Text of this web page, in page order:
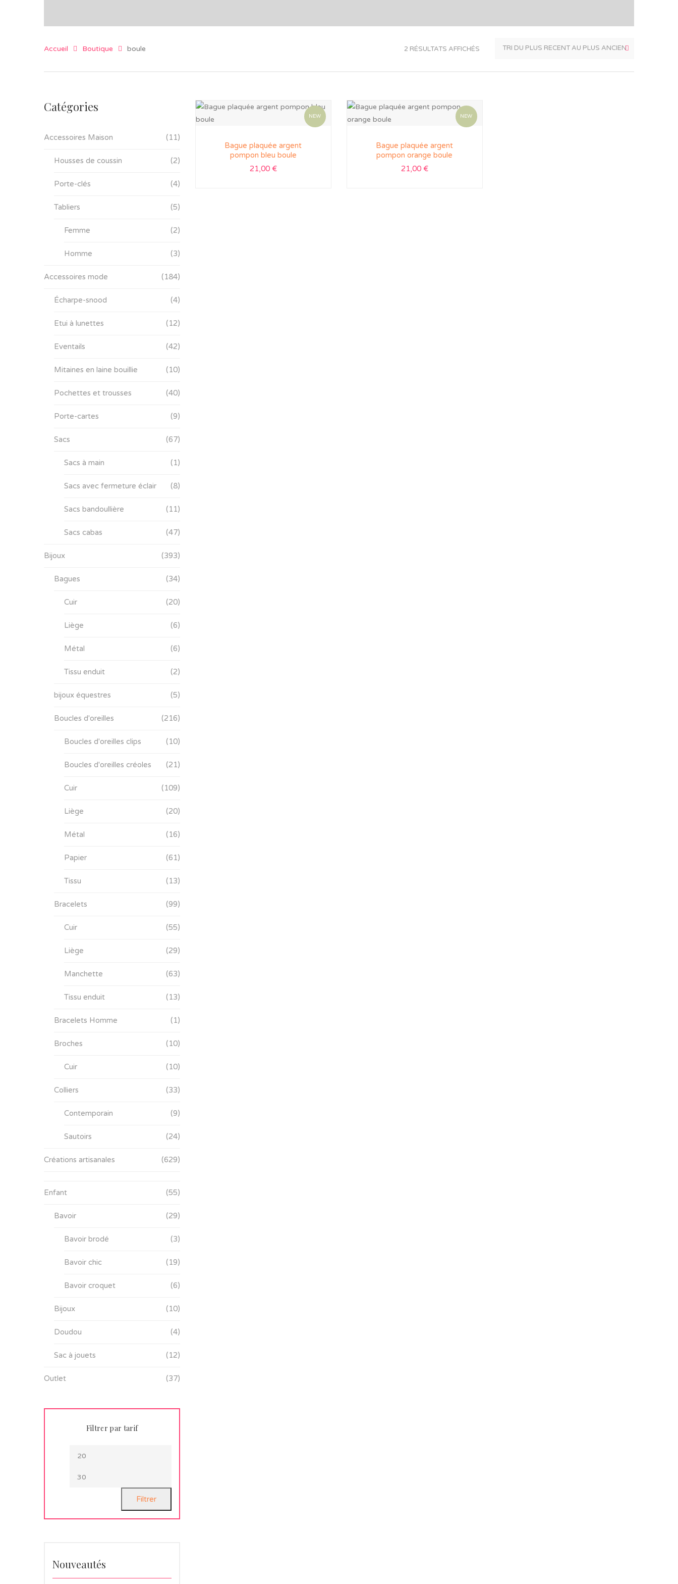
Accueil Boutique boule 2 RÉSULTATS AFFICHÉS
Catégories
Accessoires Maison (11)
Housses de coussin (2)
Porte-clés (4)
Tabliers (5)
Femme (2)
Homme (3)
Accessoires mode (184)
Écharpe-snood (4)
Etui à lunettes (12)
Eventails (42)
Mitaines en laine bouillie (10)
Pochettes et trousses (40)
Porte-cartes (9)
Sacs (67)
Sacs à main (1)
Sacs avec fermeture éclair (8)
Sacs bandoullière (11)
Sacs cabas (47)
Bijoux (393)
Bagues (34)
Cuir (20)
Liège (6)
Métal (6)
Tissu enduit (2)
bijoux équestres (5)
Boucles d'oreilles (216)
Boucles d'oreilles clips (10)
Boucles d'oreilles créoles (21)
Cuir (109)
Liège (20)
Métal (16)
Papier (61)
Tissu (13)
Bracelets (99)
Cuir (55)
Liège (29)
Manchette (63)
Tissu enduit (13)
Bracelets Homme (1)
Broches (10)
Cuir (10)
Colliers (33)
Contemporain (9)
Sautoirs (24)
Créations artisanales (629)
Enfant (55)
Bavoir (29)
Bavoir brodé (3)
Bavoir chic (19)
Bavoir croquet (6)
Bijoux (10)
Doudou (4)
Sac à jouets (12)
Outlet (37)
Filtrer par tarif
Filtrer
Nouveautés
NEW
Bague plaquée argent
pompon bleu boule
21,00 €
NEW
Bague plaquée argent
pompon orange boule
21,00 €